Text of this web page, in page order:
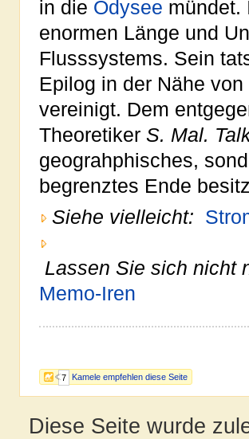
7 Kamele empfehlen diese Seite
in die Odysee mündet.
enormen Länge und
Flusssystems. Sein
Epilog in der Nähe
vereinigt. Dem
Theoretiker S. Mal.
geograhphisches,
begrenztes Ende
Siehe vielleicht:
Lassen Sie sich nicht
Memo-Iren
Diese Seite wurde